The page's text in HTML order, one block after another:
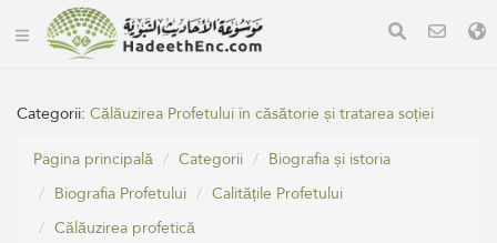
Categorii:Călăuzirea Profetului în căsătorie și tratarea soției
Pagina principală
Categorii
Biografia și istoria
Biografia Profetului
Calitățile Profetului
Călăuzirea profetică